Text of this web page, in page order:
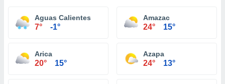
Aguas Calientes
7° -1°
Amazac
24° 15°
Arica
20° 15°
Azapa
24° 13°